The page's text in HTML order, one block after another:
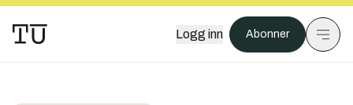
Logg inn Abonner